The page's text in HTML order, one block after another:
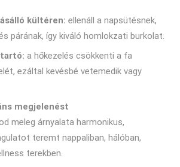
kültéren: ellenáll a napsütésnek,
párának, így kiváló homlokzati burkolat.
a hőkezelés csökkenti a fa
ezáltal kevésbé vetemedik vagy
megjelenést
meleg árnyalata harmonikus,
teremt nappaliban, hálóban,
terekben.